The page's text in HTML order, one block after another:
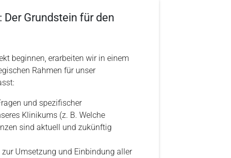
Der Grundstein für den
beginnen, erarbeiten wir in einem
Rahmen für unser
und spezifischer
Klinikums (z. B. Welche
sind aktuell und zukünftig
Umsetzung und Einbindung aller